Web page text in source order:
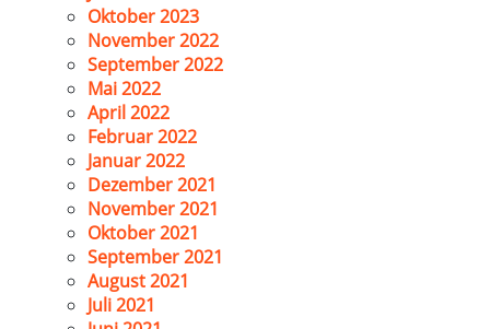
Oktober 2023
November 2022
September 2022
Mai 2022
April 2022
Februar 2022
Januar 2022
Dezember 2021
November 2021
Oktober 2021
September 2021
August 2021
Juli 2021